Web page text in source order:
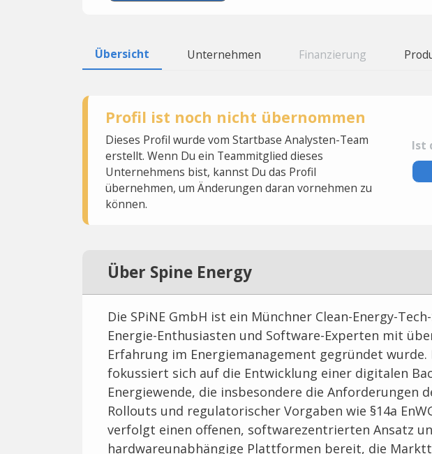
Übersicht Unternehmen Finanzierung
Profil ist noch nicht übernommen
Dieses Profil wurde vom Startbase Analysten-Team
erstellt. Wenn Du ein Teammitglied dieses
Unternehmens bist, kannst Du das Profil
übernehmen, um Änderungen daran vornehmen zu
können.
Ist
Über Spine Energy
Die SPiNE GmbH ist ein Münchner Clean-Energy-
Energie-Enthusiasten und Software-Experten mit
Erfahrung im Energiemanagement gegründet wurde.
fokussiert sich auf die Entwicklung einer digitalen
Energiewende, die insbesondere die Anforderungen
Rollouts und regulatorischer Vorgaben wie §14a
verfolgt einen offenen, softwarezentrierten Ansatz
hardwareunabhängige Plattformen bereit, die